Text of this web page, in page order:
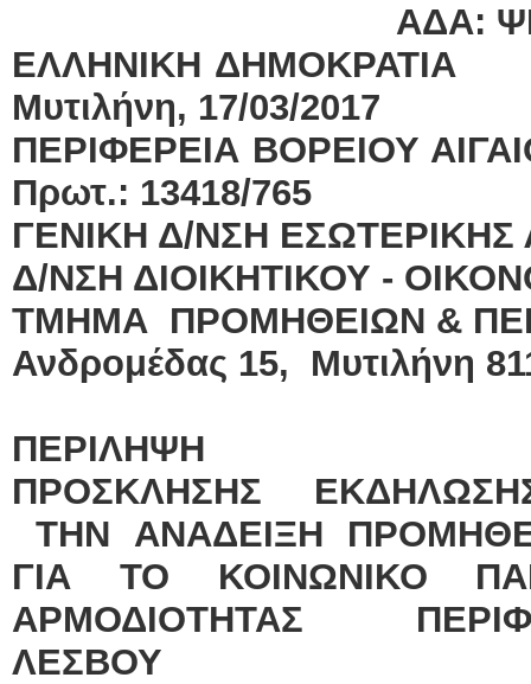
ΑΔΑ:
ΕΛΛΗΝΙΚΗ
Μυτιλήνη, 17/03/2017
ΠΕΡΙΦΕΡΕΙΑ
Πρωτ.: 13418/765
ΓΕΝΙΚΗ Δ/ΝΣΗ
Δ/ΝΣΗ ΔΙΟΙΚΗΤΙΚΟΥ -
ΤΜΗΜΑ ΠΡΟΜΗΘΕΙΩΝ &
Ανδρομέδας 15, Μυτιλήνη
ΠΕΡΙΛΗΨΗ
ΠΡΟΣΚΛΗΣΗΣ
ΤΗΝ ΑΝΑΔΕΙΞΗ
ΓΙΑ ΤΟ ΚΟΙΝΩΝΙΚΟ
ΑΡΜΟΔΙΟΤΗΤΑΣ
ΛΕΣΒΟΥ